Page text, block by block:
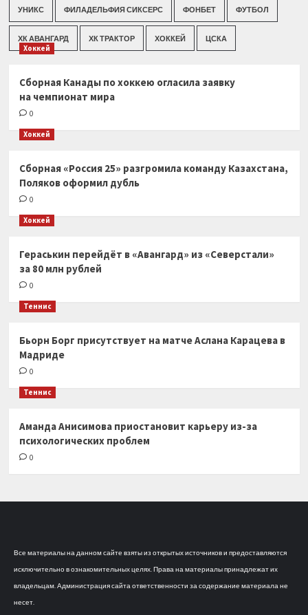
УНИКС ФИЛАДЕЛЬФИЯ СИКСЕРС ФОНБЕТ ФУТБОЛ
ХК АВАНГАРД ХК ТРАКТОР ХОККЕЙ ЦСКА
Хоккей
Сборная Канады по хоккею огласила заявку
на чемпионат мира
0
Хоккей
Сборная «Россия 25» разгромила команду Казахстана,
Поляков оформил дубль
0
Хоккей
Гераськин перейдёт в «Авангард» из «Северстали»
за 80 млн рублей
0
Теннис
Бьорн Борг присутствует на матче Аслана Карацева в
Мадриде
0
Теннис
Аманда Анисимова приостановит карьеру из-за
психологических проблем
0
Все материалы на данном сайте взяты из открытых источников и предоставляются
исключительно в ознакомительных целях. Права на материалы принадлежат их
владельцам. Администрация сайта ответственности за содержание материала не
несет.